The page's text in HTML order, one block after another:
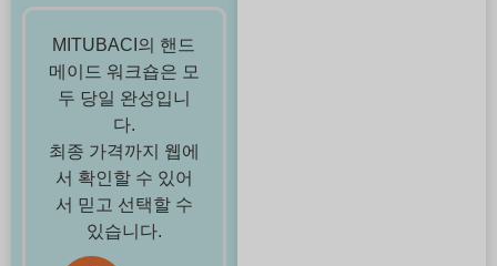
MITUBACI의 핸드
메이드 워크숍은 모
두 당일 완성입니
다.
최종 가격까지 웹에
서 확인할 수 있어
서 믿고 선택할 수
있습니다.